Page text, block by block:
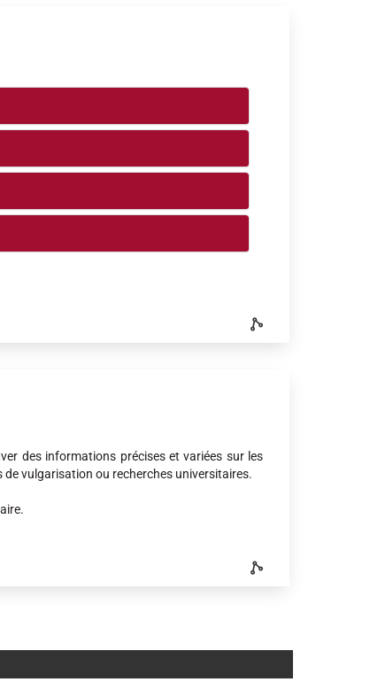
des informations précises et variées sur les
vulgarisation ou recherches universitaires.